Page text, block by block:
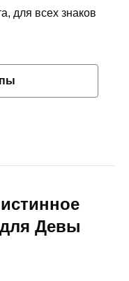
для всех знаков
Девы